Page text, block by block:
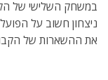
במשחק השלישי של
ניצחון חשוב על
את ההשארות של הקבוצה בליגה 4